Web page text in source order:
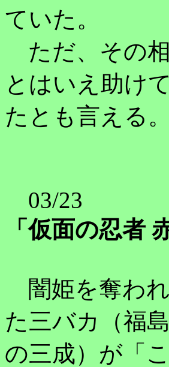
ていた。
ただ、その
とはいえ助け
たとも言える。
03/23
「仮面の忍者
闇姫を奪わ
た三バカ（福
の三成）が「